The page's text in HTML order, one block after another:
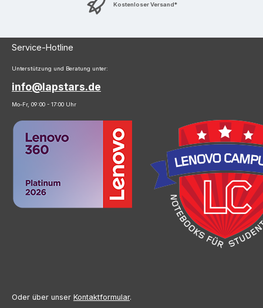
Kostenloser Versand*
Service-Hotline
Unterstützung und Beratung unter:
info@lapstars.de
Mo-Fr, 09:00 - 17:00 Uhr
Oder über unser Kontaktformular.